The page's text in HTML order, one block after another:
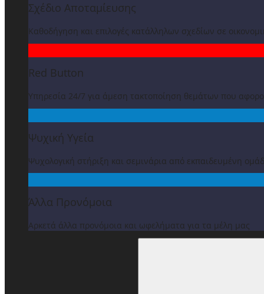
Σχέδιο Αποταμίευσης
Καθοδήγηση και επιλογές κατάλληλων σχεδίων σε
Red Button
Υπηρεσία 24/7 για άμεση τακτοποίηση θεμάτων που
Ψυχική Υγεία
Ψυχολογική στήριξη και σεμινάρια από εκπαιδευμένη
Άλλα Προνόμοια
Αρκετά άλλα προνόμοια και ωφελήματα για τα μέλη μας